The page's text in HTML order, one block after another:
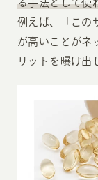
る手法として使
例えば、「この
が高いことがネ
リットを曝け出